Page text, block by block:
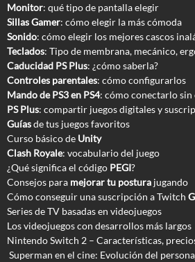
Monitor: qué tipo de pantalla elegir
Sillas Gamer: cómo elegir la más cómoda
Sonido: cómo elegir los mejores cascos
Teclados: Tipo de membrana, mecánico,
Caducidad PS Plus: ¿cómo saberla?
Controles parentales: cómo configurarlos
Mando de PS3 en PS4: cómo conectarlo sin
PS Plus: compartir juegos digitales y
Guíasde tus juegos favoritos
Curso básico de Unity
Clash Royale: vocabulario del juego
¿Qué significa el código PEGI?
Consejos para mejorar tu postura jugando
Cómo conseguir una suscripción a Twitch
Series de TV basadas en videojuegos
Los videojuegos con desarrollos más largos
Nintendo Switch 2 – Características,
Superman en el cine: Evolución del